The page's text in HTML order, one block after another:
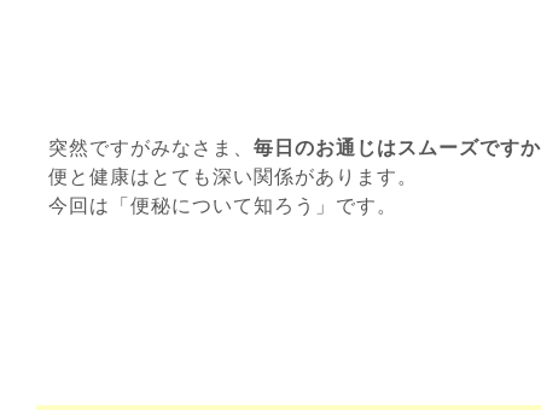
突然ですがみなさま、 毎日のお通じはスムーズです
便と健康はとても深い関係があります。
今回は「便秘について知ろう」です。